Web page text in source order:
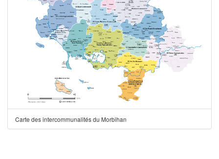
Carte des intercommunalités du Morbihan